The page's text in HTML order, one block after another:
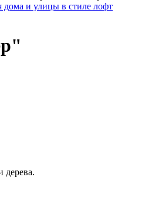
дома и улицы в стиле лофт
дерева.